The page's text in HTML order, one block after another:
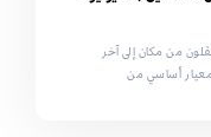
من مكان إلى آخر
أساسي من